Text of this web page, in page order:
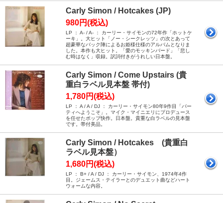
Carly Simon / Hotcakes (JP)
980円(税込)
LP ： A- / A- ： カーリー・サイモンの72年作「ホットケ
ーキ」。大ヒット「ノー・シークレッツ」の次とあって
超豪華なバック陣によるお姫様仕様のアルバムとなりま
した。本作も大ヒット。「愛のモッキンバード」「悲し
む時はなく」収録。訳詞付きがうれしい日本盤。
Carly Simon / Come Upstairs (貴
重白ラベル見本盤 帯付)
1,780円(税込)
LP ： A / A / DJ ： カーリー・サイモン80年9作目「パー
ティへようこそ」。マイク・マイニエリにプロデュース
を任せたポップ快作。日本盤。貴重な白ラベルの見本盤
です。帯付美品。
Carly Simon / Hotcakes (貴重白
ラベル見本盤）
1,680円(税込)
LP ： B+ / A / DJ ： カーリー・サイモン、1974年4作
目。ジェームス・テイラーとのデュエット曲などハート
ウォームな内容。